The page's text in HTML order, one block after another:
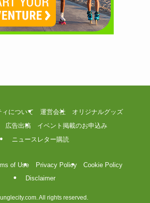
ィについて 運営会社
オリジナルグッズ
広告出稿
イベント掲載のお申込み
ニュースレター購読
of Use Privacy Policy
Cookie Policy
Disclaimer
All rights reserved.